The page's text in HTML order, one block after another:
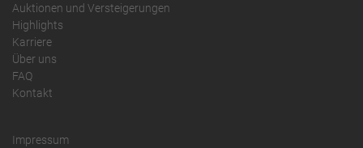
Auktionen und Versteigerungen
Highlights
Karriere
Über uns
FAQ
Kontakt
Impressum